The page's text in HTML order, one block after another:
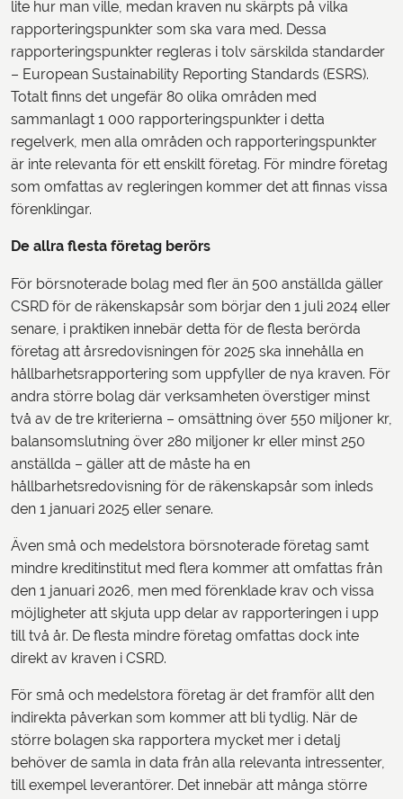
lite hur man ville, medan kraven nu skärpts på vilka
rapporteringspunkter som ska vara med. Dessa
rapporteringspunkter regleras i tolv särskilda standarder
– European Sustainability Reporting Standards (ESRS).
Totalt finns det ungefär 80 olika områden med
sammanlagt 1 000 rapporteringspunkter i detta
regelverk, men alla områden och rapporteringspunkter
är inte relevanta för ett enskilt företag. För mindre företag
som omfattas av regleringen kommer det att finnas vissa
förenklingar.
De allra flesta företag berörs
För börsnoterade bolag med fler än 500 anställda gäller
CSRD för de räkenskapsår som börjar den 1 juli 2024 eller
senare, i praktiken innebär detta för de flesta berörda
företag att årsredovisningen för 2025 ska innehålla en
hållbarhetsrapportering som uppfyller de nya kraven. För
andra större bolag där verksamheten överstiger minst
två av de tre kriterierna – omsättning över 550 miljoner kr,
balansomslutning över 280 miljoner kr eller minst 250
anställda – gäller att de måste ha en
hållbarhetsredovisning för de räkenskapsår som inleds
den 1 januari 2025 eller senare.
Även små och medelstora börsnoterade företag samt
mindre kreditinstitut med flera kommer att omfattas från
den 1 januari 2026, men med förenklade krav och vissa
möjligheter att skjuta upp delar av rapporteringen i upp
till två år. De flesta mindre företag omfattas dock inte
direkt av kraven i CSRD.
För små och medelstora företag är det framför allt den
indirekta påverkan som kommer att bli tydlig. När de
större bolagen ska rapportera mycket mer i detalj
behöver de samla in data från alla relevanta intressenter,
till exempel leverantörer. Det innebär att många större